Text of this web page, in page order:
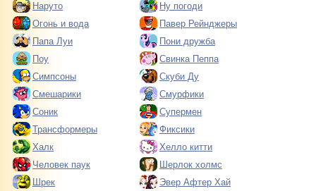
Наруто
Ну погоди
Огонь и вода
Павер Рейнджеры
Папа Луи
Пони дружба
Поу
Свинка Пеппа
Симпсоны
Скуби Ду
Смешарики
Смурфики
Соник
Супермен
Трансформеры
Фиксики
Халк
Хелло китти
Человек паук
Шерлок холмс
Шрек
Эвер Афтер Хай